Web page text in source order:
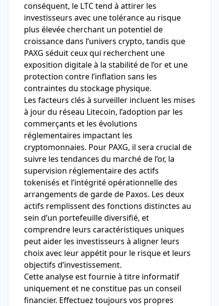
conséquent, le LTC tend à attirer les
investisseurs avec une tolérance au risque
plus élevée cherchant un potentiel de
croissance dans l’univers crypto, tandis que
PAXG séduit ceux qui recherchent une
exposition digitale à la stabilité de l’or et une
protection contre l’inflation sans les
contraintes du stockage physique.
Les facteurs clés à surveiller incluent les mises
à jour du réseau Litecoin, l’adoption par les
commerçants et les évolutions
réglementaires impactant les
cryptomonnaies. Pour PAXG, il sera crucial de
suivre les tendances du marché de l’or, la
supervision réglementaire des actifs
tokenisés et l’intégrité opérationnelle des
arrangements de garde de Paxos. Les deux
actifs remplissent des fonctions distinctes au
sein d’un portefeuille diversifié, et
comprendre leurs caractéristiques uniques
peut aider les investisseurs à aligner leurs
choix avec leur appétit pour le risque et leurs
objectifs d’investissement.
Cette analyse est fournie à titre informatif
uniquement et ne constitue pas un conseil
financier. Effectuez toujours vos propres